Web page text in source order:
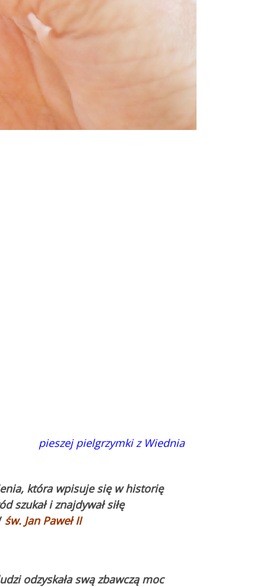
pieszej pielgrzymki z Wiednia
która wpisuje się w historię
i znajdywał siłę
św. Jan Paweł II
odzyskała swą zbawczą moc